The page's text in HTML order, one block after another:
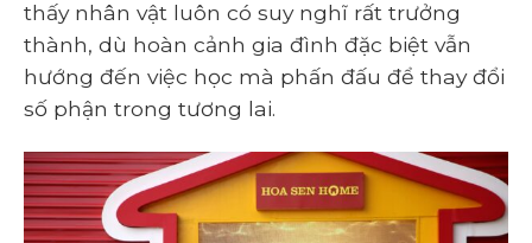
thấy nhân vật luôn có suy nghĩ rất trưởng
thành, dù hoàn cảnh gia đình đặc biệt vẫn
hướng đến việc học mà phấn đấu để thay đổi
số phận trong tương lai.